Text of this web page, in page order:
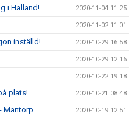
i Halland! 2020-11-04 11:25
2020-11-02 11:01
inställd! 2020-10-29 16:58
2020-10-29 12:16
2020-10-22 19:18
plats! 2020-10-21 08:48
Mantorp 2020-10-19 12:51